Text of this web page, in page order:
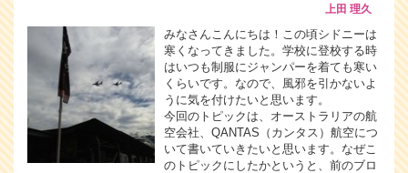
上田 理久
みなさんこんにちは！この頃シドニーは
寒くなってきました。学校に登校する時
はいつも制服にジャンパーを着ても寒い
くらいです。なので、風邪を引かないよ
うに気を付けたいと思います。
今回のトピックは、オーストラリアの航
空会社、QANTAS（カンタス）航空につ
いて書いていきたいと思います。なぜこ
のトピックにしたかというと、前のブロ